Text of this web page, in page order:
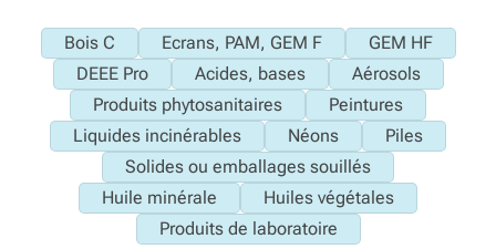
Bois C Ecrans, PAM, GEM F
GEM HF
DEEE Pro
Acides, bases
Aérosols
Produits phytosanitaires
Peintures
Liquides incinérables
Néons
Piles
Solides ou emballages souillés
Huile minérale
Huiles végétales
Produits de laboratoire